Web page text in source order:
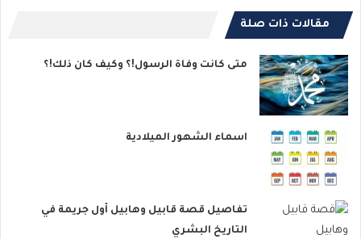
مقالات ذات صلة
متى كانت وفاة الرسول!؟ وكيف كان ذلك!؟
اسماء الشهور الميلادية
تفاصيل قصة قابيل وهابيل أول جريمة في
التاريخ البشري